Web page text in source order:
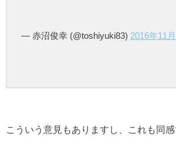
— 赤沼俊幸 (@toshiyuki83) 2016年11
こういう意見もありますし、これも同感